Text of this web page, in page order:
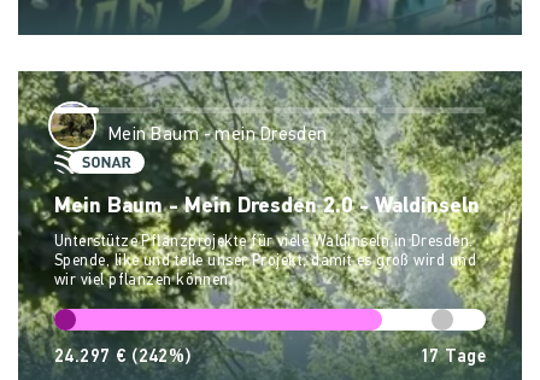
Mein Baum - mein Dresden
Mein Baum - Mein Dresden 2.0 - Waldinseln
Unterstütze Pflanzprojekte für viele Waldinseln in Dresden.
Spende, like und teile unser Projekt, damit es groß wird und
wir viel pflanzen können.
24.297 € (242%) 17Tage